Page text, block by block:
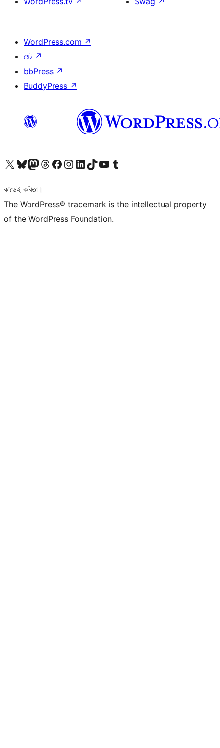
WordPress.com ↗
মেট ↗
bbPress ↗
BuddyPress ↗
আমাৰ X (আগৰ Twitter) একাউণ্টলৈ যাওকআমাৰ Bluesky একাউণ্টলৈ যাওকআমাৰ Mastodon একাউণ্টলৈ যাওকআমাৰ Threads একাউণ্টলৈ যাওকআমাৰ Facebook পৃষ্ঠালৈ যাওকআমাৰ Instagram একাউণ্টলৈ যাওকআমাৰ LinkedIn একাউণ্টলৈ যাওকআমাৰ TikTok একাউণ্টলৈ যাওকআমাৰ YouTube চেনেললৈ যাওকআমাৰ Tumblr একাউণ্টলৈ যাওক
ক’ডেই কবিতা।
The WordPress® trademark is the intellectual property
of the WordPress Foundation.